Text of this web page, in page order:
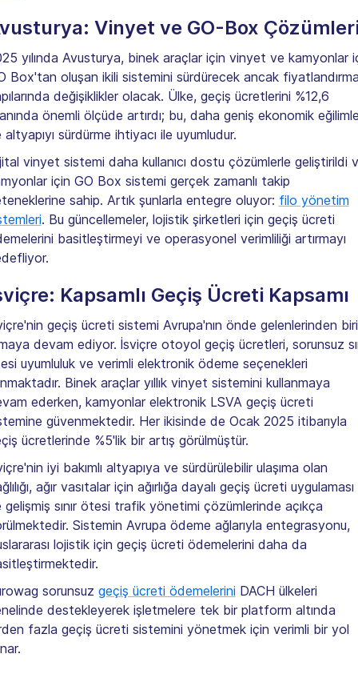
Vinyet ve GO-Box
yılında Avusturya, binek araçlar için vinyet ve kamyonlar
Box'tan oluşan ikili sistemini sürdürecek ancak
değişiklikler olacak. Ülke, geçiş ücretlerini %12,6
önemli ölçüde artırdı; bu, daha geniş ekonomik
altyapıyı sürdürme ihtiyacı ile uyumludur.
vinyet sistemi daha kullanıcı dostu çözümlerle geliştirildi
için GO Box sistemi gerçek zamanlı takip
sahip. Artık şunlarla entegre oluyor: filo yönetim
. Bu güncellemeler, lojistik şirketleri için geçiş ücreti
basitleştirmeyi ve operasyonel verimliliği artırmayı
Kapsamlı Geçiş Ücreti Kapsamı
geçiş ücreti sistemi Avrupa'nın önde gelenlerinden biri
devam ediyor. İsviçre otoyol geçiş ücretleri, sorunsuz
uyumluluk ve verimli elektronik ödeme seçenekleri
Binek araçlar yıllık vinyet sistemini kullanmaya
ederken, kamyonlar elektronik LSVA geçiş ücreti
güvenmektedir. Her ikisinde de Ocak 2025 itibarıyla
ücretlerinde %5'lik bir artış görülmüştür.
iyi bakımlı altyapıya ve sürdürülebilir ulaşıma olan
ağır vasıtalar için ağırlığa dayalı geçiş ücreti uygulaması
gelişmiş sınır ötesi trafik yönetimi çözümlerinde açıkça
Sistemin Avrupa ödeme ağlarıyla entegrasyonu,
lojistik için geçiş ücreti ödemelerini daha da
sorunsuz geçiş ücreti ödemelerini DACH ülkeleri
destekleyerek işletmelere tek bir platform altında
fazla geçiş ücreti sistemini yönetmek için verimli bir yol